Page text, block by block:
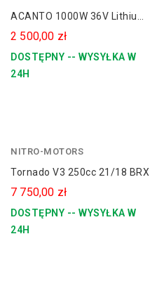
ACANTO 1000W 36V Lithium
KOŁA 6 + KUFER
2 500,00 zł
DOSTĘPNY -- WYSYŁKA W
24H
NITRO-MOTORS
Tornado V3 250cc 21/18 BRX
7 750,00 zł
DOSTĘPNY -- WYSYŁKA W
24H